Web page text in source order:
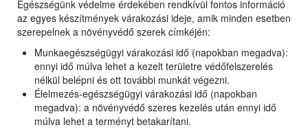
Egészségünk védelme érdekében rendkívül fontos információ
az egyes készítmények várakozási ideje, amik minden esetben
szerepelnek a növényvédő szerek címkéjén:
Munkaegészségügyi várakozási idő (napokban megadva):
ennyi idő múlva lehet a kezelt területre védőfelszerelés
nélkül belépni és ott további munkát végezni.
Élelmezés-egészségügyi várakozási idő (napokban
megadva): a növényvédő szeres kezelés után ennyi idő
múlva lehet a terményt betakarítani.